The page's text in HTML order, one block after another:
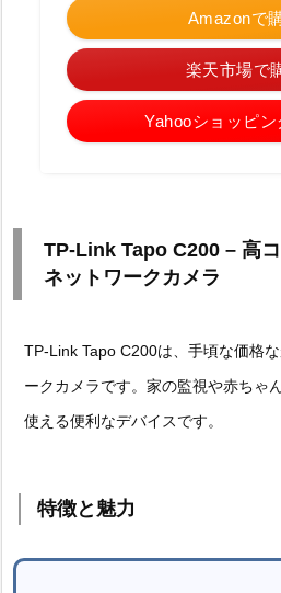
Amazonで
楽天市場で
Yahooショッピン
TP-Link Tapo C200 – 高
ネットワークカメラ
TP-Link Tapo C200は、手頃な価格
ークカメラです。家の監視や赤ちゃ
使える便利なデバイスです。
特徴と魅力